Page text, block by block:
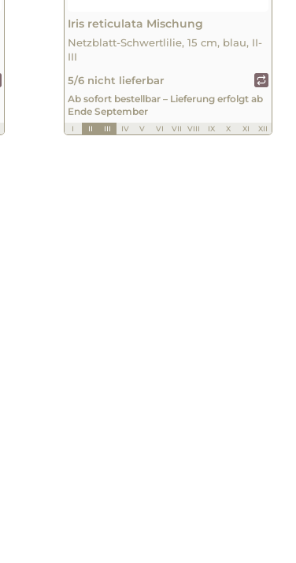
Iris reticulata Mischung
Netzblatt-Schwertlilie, 15 cm, blau, II-
III
5/6 nicht lieferbar
Ab sofort bestellbar – Lieferung erfolgt ab
Ende September
I II III IV V VI VII VIII IX X XI XII